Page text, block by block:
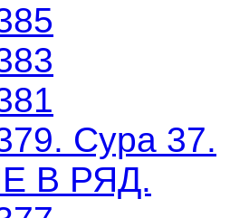
Сура 37.
В РЯД.